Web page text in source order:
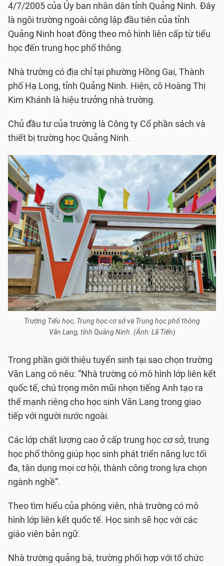
4/7/2005 của Ủy ban nhân dân tỉnh Quảng Ninh. Đây
là ngôi trường ngoài công lập đầu tiên của tỉnh
Quảng Ninh hoạt động theo mô hình liên cấp từ tiểu
học đến trung học phổ thông.
Nhà trường có địa chỉ tại phường Hồng Gai, Thành
phố Hạ Long, tỉnh Quảng Ninh. Hiện, cô Hoàng Thị
Kim Khánh là hiệu trưởng nhà trường.
Chủ đầu tư của trường là Công ty Cổ phần sách và
thiết bị trường học Quảng Ninh.
Trường Tiểu học, Trung học cơ sở và Trung học phổ thông
Văn Lang, tỉnh Quảng Ninh. (Ảnh: Lã Tiến)
Trong phần giới thiệu tuyển sinh tại sao chọn trường
Văn Lang có nêu: “Nhà trường có mô hình lớp liên kết
quốc tế, chú trọng môn mũi nhọn tiếng Anh tạo ra
thế mạnh riêng cho học sinh Văn Lang trong giao
tiếp với người nước ngoài.
Các lớp chất lượng cao ở cấp trung học cơ sở, trung
học phổ thông giúp học sinh phát triển năng lực tối
đa, tận dụng mọi cơ hội, thành công trong lựa chọn
ngành nghề”.
Theo tìm hiểu của phóng viên, nhà trường có mô
hình lớp liên kết quốc tế. Học sinh sẽ học với các
giáo viên bản ngữ.
Nhà trường quảng bá, trường phối hợp với tổ chức